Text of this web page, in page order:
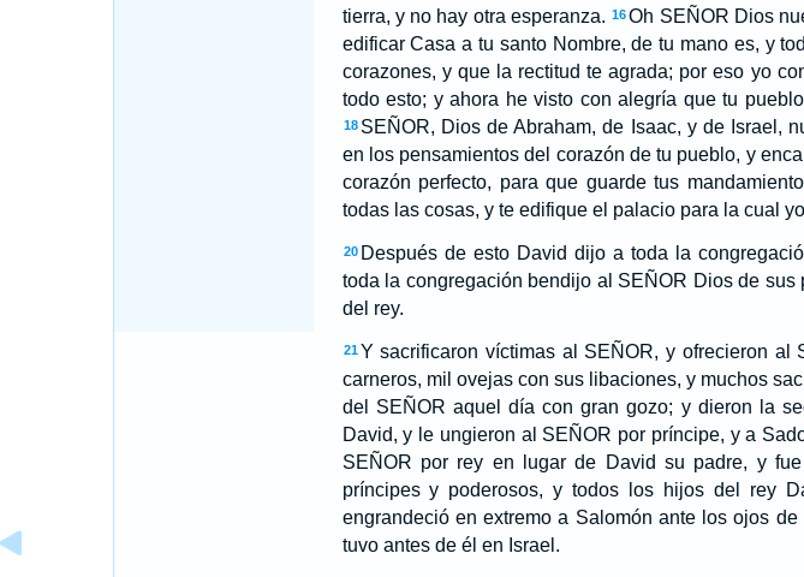
tierra, y no hay otra esperanza. 16Oh SEÑOR Dios
edificar Casa a tu santo Nombre, de tu mano es, y
corazones, y que la rectitud te agrada; por eso yo
todo esto; y ahora he visto con alegría que tu
18 SEÑOR, Dios de Abraham, de Isaac, y de Israel,
en los pensamientos del corazón de tu pueblo, y
corazón perfecto, para que guarde tus
todas las cosas, y te edifique el palacio para la cual
20 Después de esto David dijo a toda la
toda la congregación bendijo al SEÑOR Dios de
del rey.
21 Y sacrificaron víctimas al SEÑOR, y ofrecieron al
carneros, mil ovejas con sus libaciones, y muchos
del SEÑOR aquel día con gran gozo; y dieron la
David, y le ungieron al SEÑOR por príncipe, y a
SEÑOR por rey en lugar de David su padre, y
príncipes y poderosos, y todos los hijos del rey
engrandeció en extremo a Salomón ante los ojos
tuvo antes de él en Israel.